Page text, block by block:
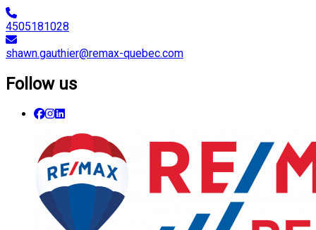
4505181028
shawn.gauthier@remax-quebec.com
Follow us